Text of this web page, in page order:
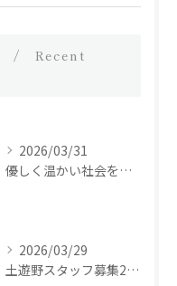
Recent
2026/03/31
優しく温かい社会を繋ぐために｜土遊野通信 vol.53（2025年12月号）
2026/03/29
土遊野スタッフ募集2026｜里山の農場で、いのちを届ける仕事をしませんか。